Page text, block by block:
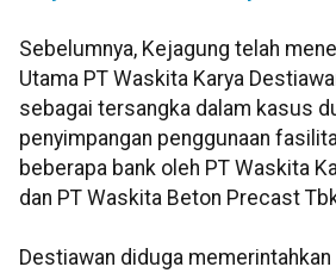
Sebelumnya, Kejagung telah
Utama PT Waskita Karya
sebagai tersangka dalam kasus
penyimpangan penggunaan
beberapa bank oleh PT Waskita
dan PT Waskita Beton Precast
Destiawan diduga